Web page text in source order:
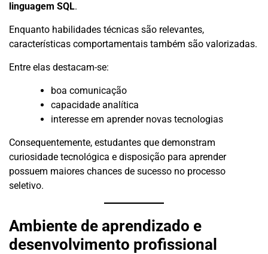
linguagem SQL.
Enquanto habilidades técnicas são relevantes,
características comportamentais também são valorizadas.
Entre elas destacam-se:
boa comunicação
capacidade analítica
interesse em aprender novas tecnologias
Consequentemente, estudantes que demonstram
curiosidade tecnológica e disposição para aprender
possuem maiores chances de sucesso no processo
seletivo.
Ambiente de aprendizado e
desenvolvimento profissional